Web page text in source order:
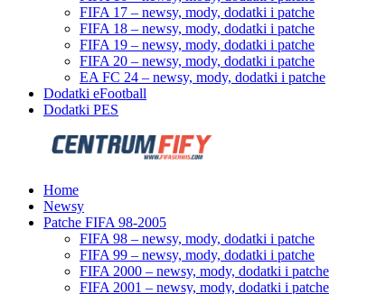
FIFA 17 – newsy, mody, dodatki i patche
FIFA 18 – newsy, mody, dodatki i patche
FIFA 19 – newsy, mody, dodatki i patche
FIFA 20 – newsy, mody, dodatki i patche
EA FC 24 – newsy, mody, dodatki i patche
Dodatki eFootball
Dodatki PES
Home
Newsy
Patche FIFA 98-2005
FIFA 98 – newsy, mody, dodatki i patche
FIFA 99 – newsy, mody, dodatki i patche
FIFA 2000 – newsy, mody, dodatki i patche
FIFA 2001 – newsy, mody, dodatki i patche